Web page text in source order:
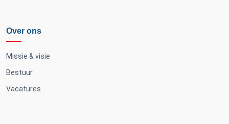
Over ons
Missie & visie
Bestuur
Vacatures